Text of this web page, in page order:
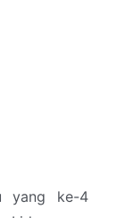
yang ke-4